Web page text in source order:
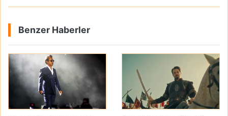
Benzer Haberler